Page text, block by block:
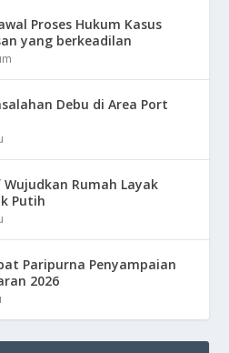
Proses Hukum Kasus
yang berkeadilan
Debu di Area Port
Rumah Layak
Putih
Paripurna Penyampaian
2026